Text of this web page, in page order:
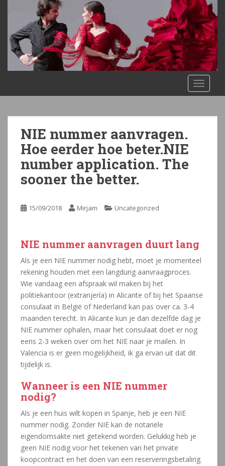
i
NIE nummer aanvragen.
Hoe eerder hoe beter.NIE
number application. The
sooner the better.
15/09/2018 Mirjam Uncategorized
NIE nummer aanvragen duurt lang
Als je een NIE nummer nodig hebt, moet je momenteel
rekening houden met een langdurig aanvraagproces.
Wie vandaag een afspraak wil maken bij het
politiekantoor (extranjería) in Alicante of bij het Spaanse
consulaat in België of Nederland kan pas over ca. 3-4
maanden terecht. In Alicante kun je dan dezelfde dag je
NIE nummer ophalen, maar het consulaat doet er nog
eens 2-3 weken over om het NIE naar je mailen. In
Valencia is er geen mogelijkheid, ik ga ervan uit dat dit
tijdelijk is.
Wanneer is een NIE nummer
nodig?
Als je een huis wilt kopen in Spanje, heb je een NIE
nummer nodig. Zonder NIE kan de notariële
eigendomsakte niet getekend worden. Gelukkig heb je
geen NIE nodig voor het tekenen van het private
koopcontract en het doen van een reserveringsbetaling.